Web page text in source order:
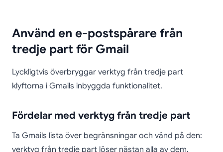
Använd en e-postspårare från
tredje part för Gmail
Lyckligtvis överbryggar verktyg från tredje part
klyftorna i Gmails inbyggda funktionalitet.
Fördelar med verktyg från tredje part
Ta Gmails lista över begränsningar och vänd på den:
verktyg från tredje part löser nästan alla av dem.